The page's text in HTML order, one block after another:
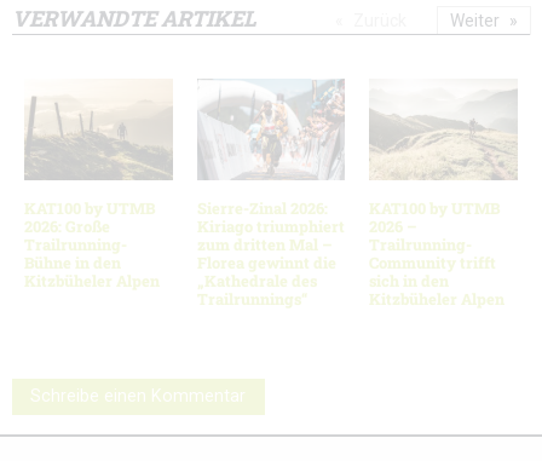
VERWANDTE ARTIKEL
KAT100 by UTMB
2026: Große
Trailrunning-
Bühne in den
Kitzbüheler Alpen
Sierre-Zinal 2026:
Kiriago triumphiert
zum dritten Mal –
Florea gewinnt die
„Kathedrale des
Trailrunnings“
KAT100 by UTMB
2026 –
Trailrunning-
Community trifft
sich in den
Kitzbüheler Alpen
Weiter
Schreibe einen Kommentar